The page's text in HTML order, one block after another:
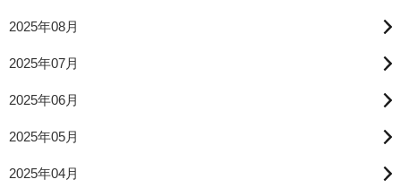
2025年08月
2025年07月
2025年06月
2025年05月
2025年04月